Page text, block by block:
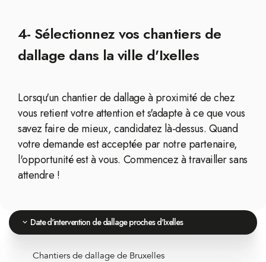
4- Sélectionnez vos chantiers de
dallage dans la ville d'Ixelles
Lorsqu'un chantier de dallage à proximité de chez
vous retient votre attention et s'adapte à ce que vous
savez faire de mieux, candidatez là-dessus. Quand
votre demande est acceptée par notre partenaire,
l'opportunité est à vous. Commencez à travailler sans
attendre !
Date d'intervention de dallage proches d'Ixelles
Chantiers de dallage de Bruxelles